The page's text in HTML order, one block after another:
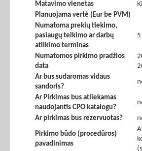
Matavimo vienetas
Planuojama vertė (Eur be PVM)
Numatoma prekių tiekimo,
paslaugų teikimo ar darbų
atlikimo terminas
5
Numatomos pirkimo pradžios
data
Ar bus sudaromas vidaus
sandoris?
Ar Pirkimas bus atliekamas
naudojantis CPO katalogu?
Ar pirkimas bus rezervuotas?
Pirkimo būdo (procedūros)
pavadinimas